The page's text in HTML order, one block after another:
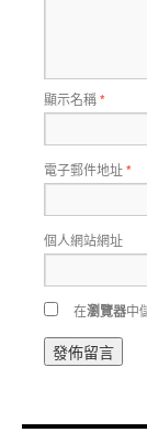
顯示名稱*
電子郵件地址*
個人網站網址
在瀏覽器中